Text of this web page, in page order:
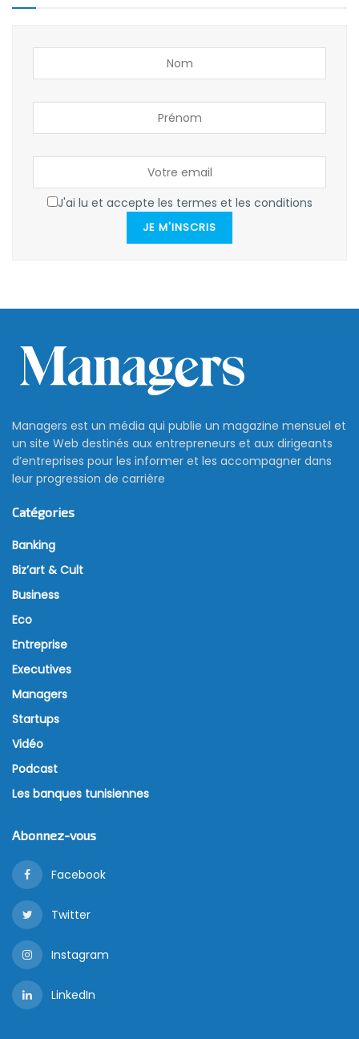
J'ai lu et accepte les termes et les conditions
JE M'INSCRIS
Managers est un média qui publie un magazine mensuel et
un site Web destinés aux entrepreneurs et aux dirigeants
d’entreprises pour les informer et les accompagner dans
leur progression de carrière
Catégories
Banking
Biz’art & Cult
Business
Eco
Entreprise
Executives
Managers
Startups
Vidéo
Podcast
Les banques tunisiennes
Abonnez-vous
Facebook
Twitter
Instagram
LinkedIn